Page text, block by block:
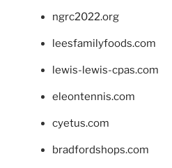
ngrc2022.org
leesfamilyfoods.com
lewis-lewis-cpas.com
eleontennis.com
cyetus.com
bradfordshops.com